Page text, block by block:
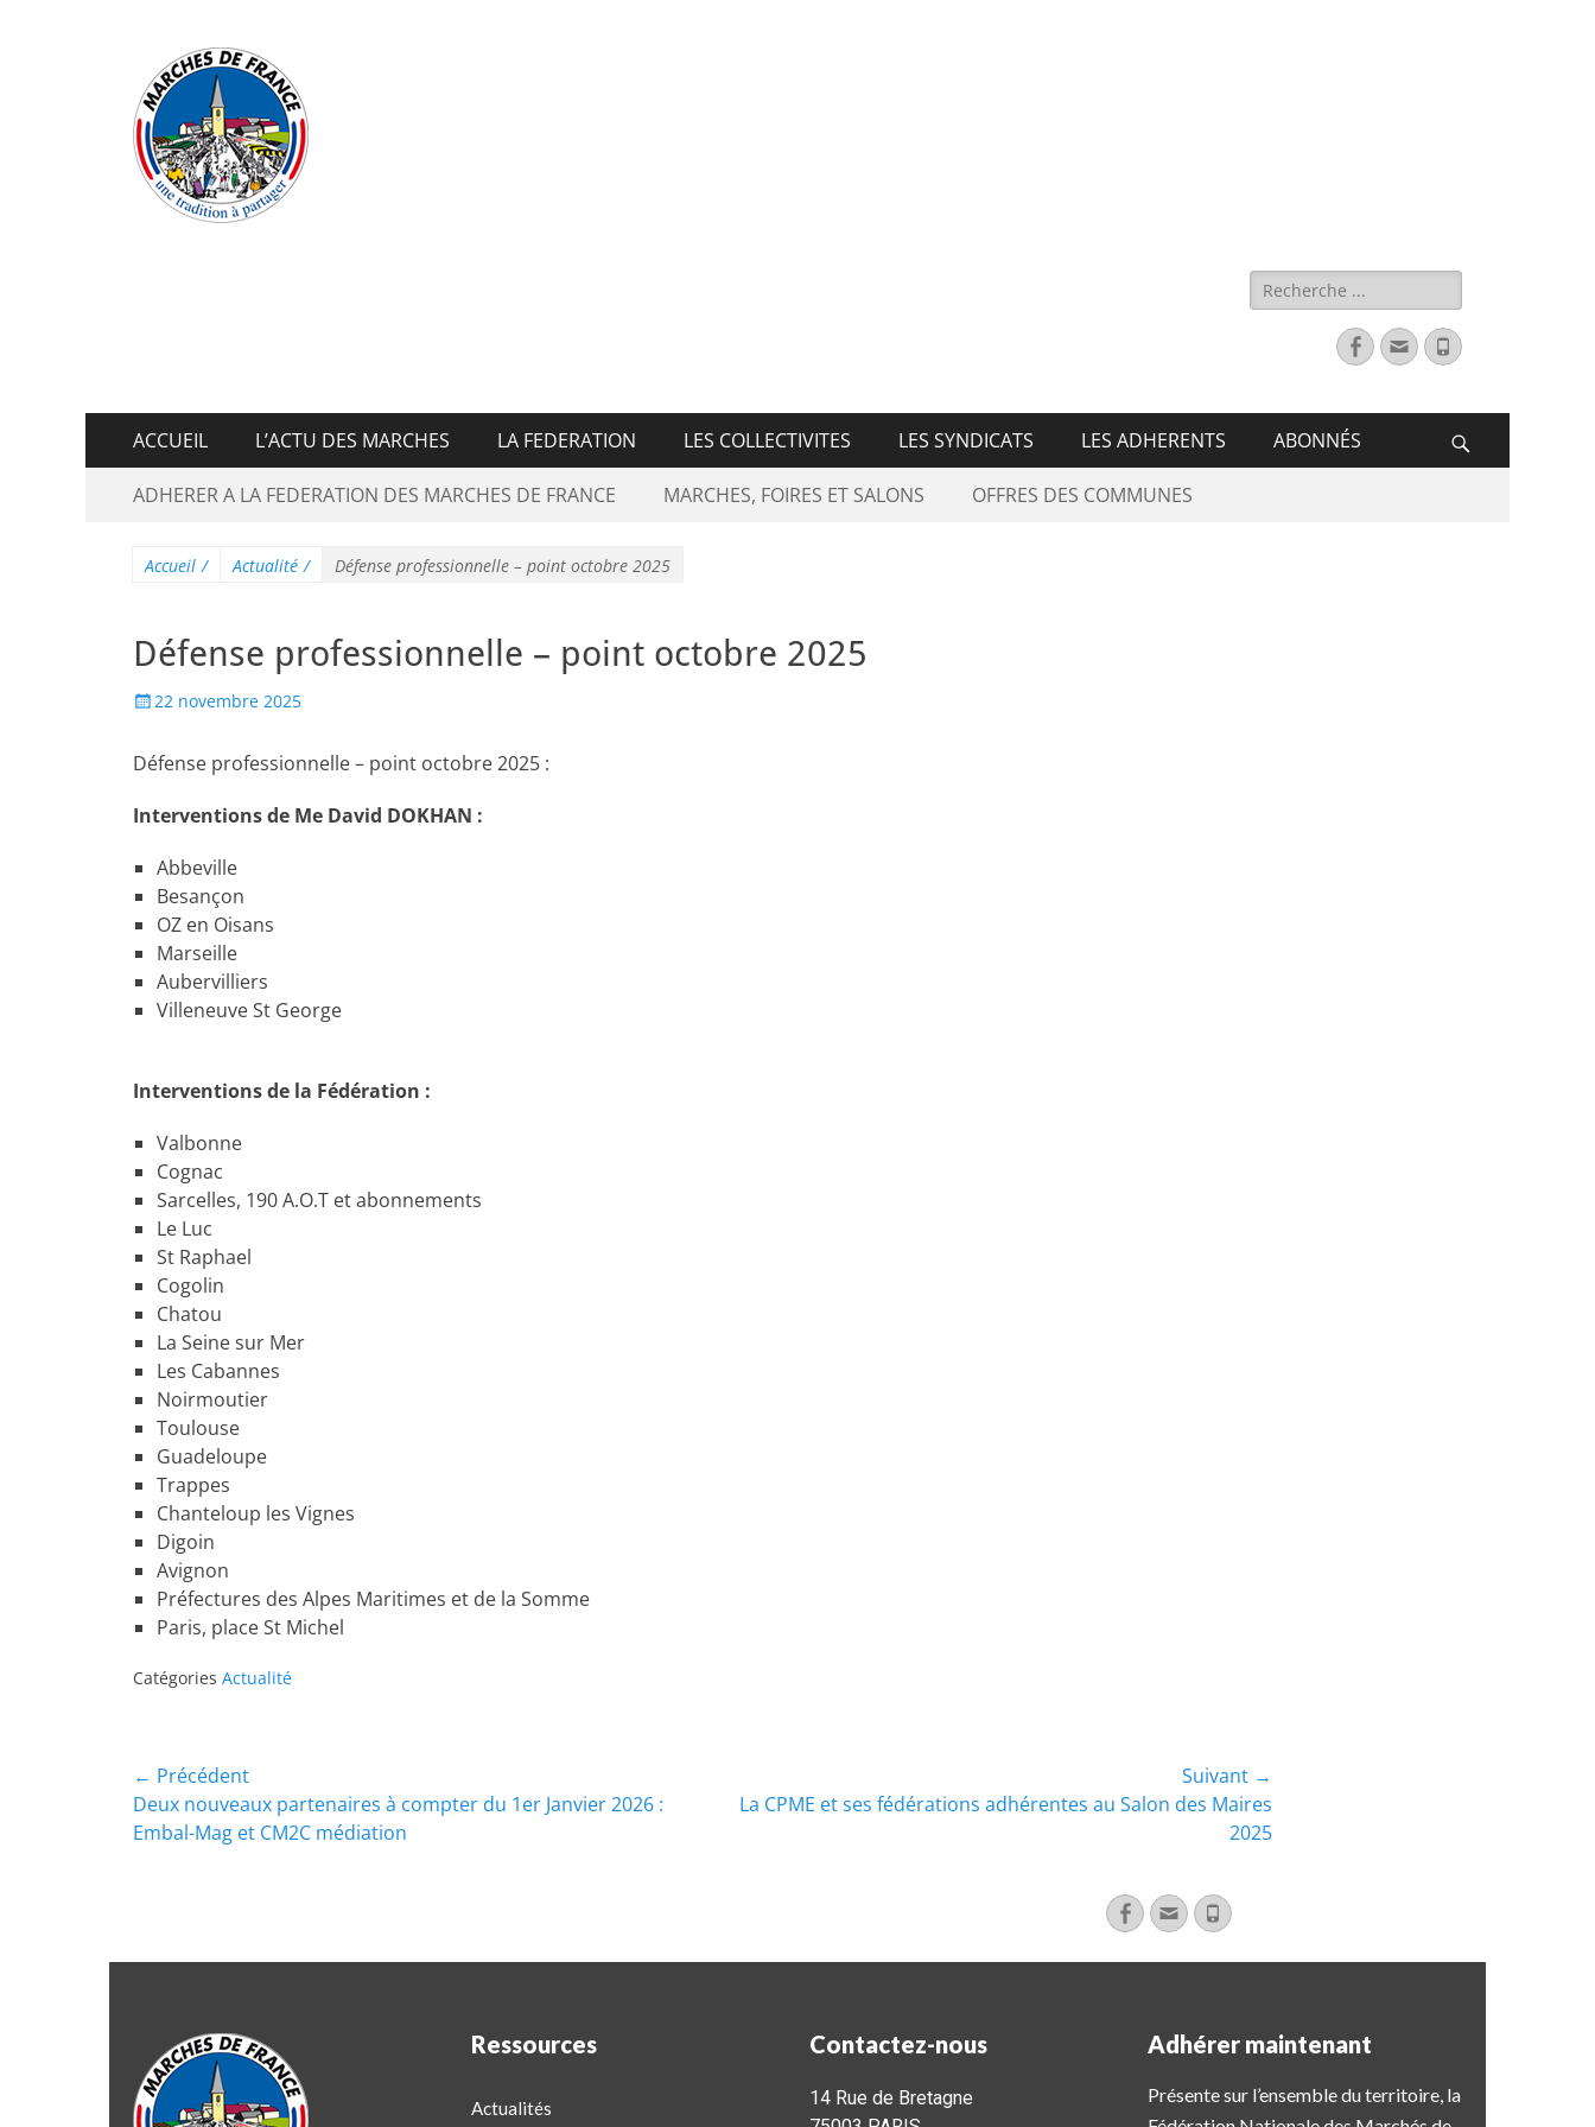
ACCUEIL L’ACTU DES MARCHES LA FEDERATION LES COLLECTIVITES LES SYNDICATS LES ADHERENTS ABONNÉS
ADHERER A LA FEDERATION DES MARCHES DE FRANCE MARCHES, FOIRES ET SALONS OFFRES DES COMMUNES
Accueil / Actualité / Défense professionnelle – point octobre 2025
Défense professionnelle – point octobre 2025
22 novembre 2025
Défense professionnelle – point octobre 2025 :
Interventions de Me David DOKHAN :
Abbeville
Besançon
OZ en Oisans
Marseille
Aubervilliers
Villeneuve St George
Interventions de la Fédération :
Valbonne
Cognac
Sarcelles, 190 A.O.T et abonnements
Le Luc
St Raphael
Cogolin
Chatou
La Seine sur Mer
Les Cabannes
Noirmoutier
Toulouse
Guadeloupe
Trappes
Chanteloup les Vignes
Digoin
Avignon
Préfectures des Alpes Maritimes et de la Somme
Paris, place St Michel
Catégories Actualité
← Précédent
Deux nouveaux partenaires à compter du 1er Janvier 2026 :
Embal-Mag et CM2C médiation
Suivant →
La CPME et ses fédérations adhérentes au Salon des Maires
2025
Ressources
Actualités
Contactez-nous
14 Rue de Bretagne
Adhérer maintenant
Présente sur l’ensemble du territoire, la